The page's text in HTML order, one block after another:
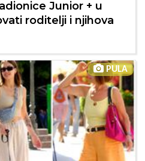
Junior + u
roditelji i njihova
PULA